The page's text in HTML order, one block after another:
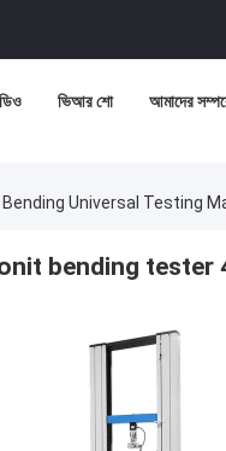
ভিআর শো আমাদের
Universal Testing
bending tester